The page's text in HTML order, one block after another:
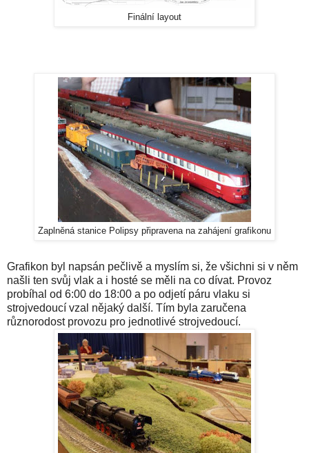
Finální layout
Zaplněná stanice Polipsy připravena na zahájení grafikonu
Grafikon byl napsán pečlivě a myslím si, že všichni si v něm
našli ten svůj vlak a i hosté se měli na co dívat. Provoz
probíhal od 6:00 do 18:00 a po odjetí páru vlaku si
strojvedoucí vzal nějaký další. Tím byla zaručena
různorodost provozu pro jednotlivé strojvedoucí.